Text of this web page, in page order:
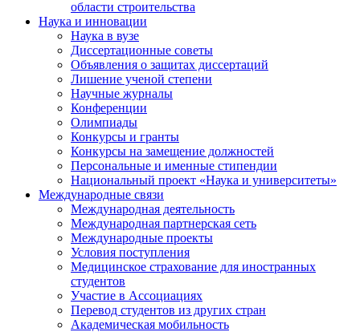
области строительства
Наука и инновации
Наука в вузе
Диссертационные советы
Объявления о защитах диссертаций
Лишение ученой степени
Научные журналы
Конференции
Олимпиады
Конкурсы и гранты
Конкурсы на замещение должностей
Персональные и именные стипендии
Национальный проект «Наука и университеты»
Международные связи
Международная деятельность
Международная партнерская сеть
Международные проекты
Условия поступления
Медицинское страхование для иностранных
студентов
Участие в Ассоциациях
Перевод студентов из других стран
Академическая мобильность